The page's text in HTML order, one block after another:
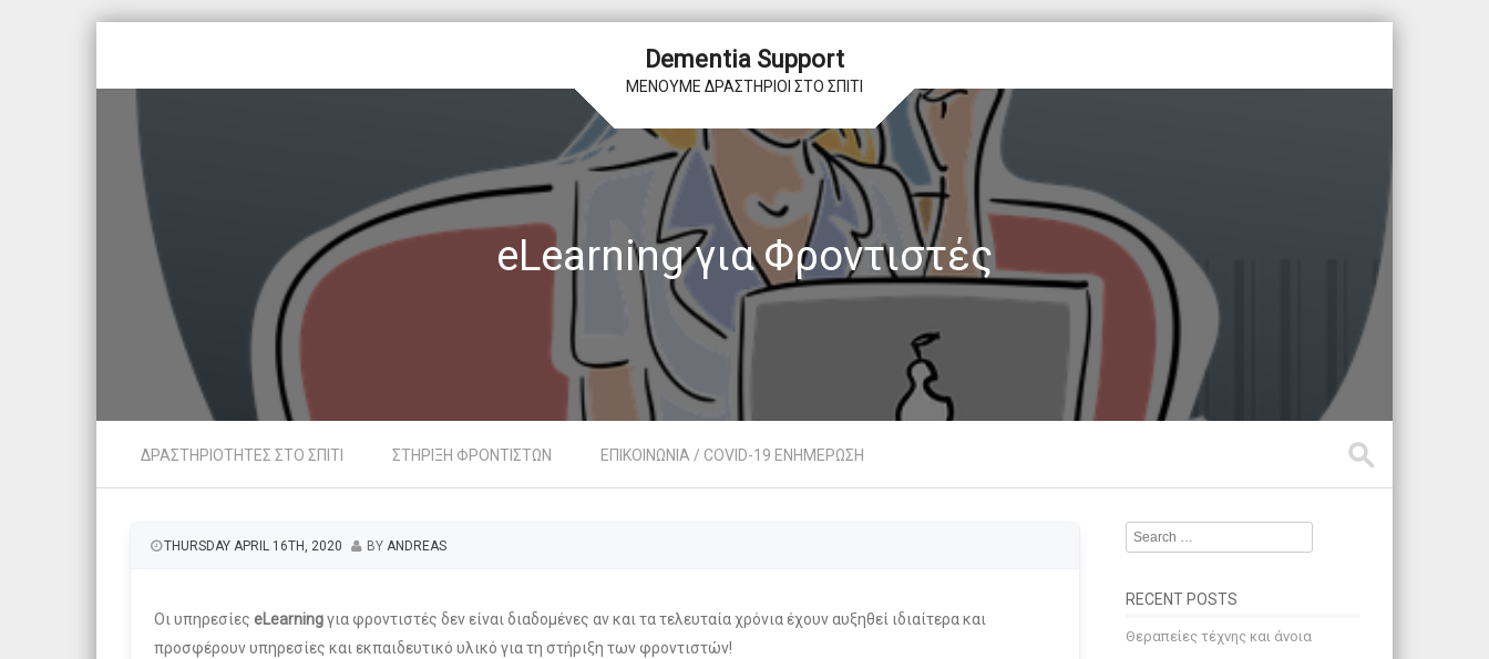
Dementia Support
ΜΕΝΟΥΜΕ ΔΡΑΣΤΗΡΙΟΙ ΣΤΟ ΣΠΙΤΙ
eLearning για Φροντιστές
Menu
ΔΡΑΣΤΗΡΙΟΤΗΤΕΣ ΣΤΟ ΣΠΙΤΙ
ΣΤΗΡΙΞΗ ΦΡΟΝΤΙΣΤΩΝ ΕΠΙΚΟΙΝΩΝΙΑ / COVID-19 ΕΝΗΜΕΡΩΣΗ
THURSDAY APRIL 16TH, 2020 BY ANDREAS
Οι υπηρεσίες eLearningγια φροντιστές δεν είναι διαδομένες αν και τα τελευταία χρόνια έχουν αυξηθεί ιδιαίτερα και
προσφέρουν υπηρεσίες και εκπαιδευτικό υλικό για τη στήριξη των φροντιστών!
Search
RECENT POSTS
Θεραπείες τέχνης και άνοια